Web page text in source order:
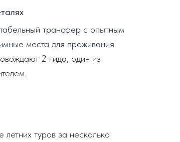
трансфер с опытным
места для проживания.
2 гида, один из
туров за несколько